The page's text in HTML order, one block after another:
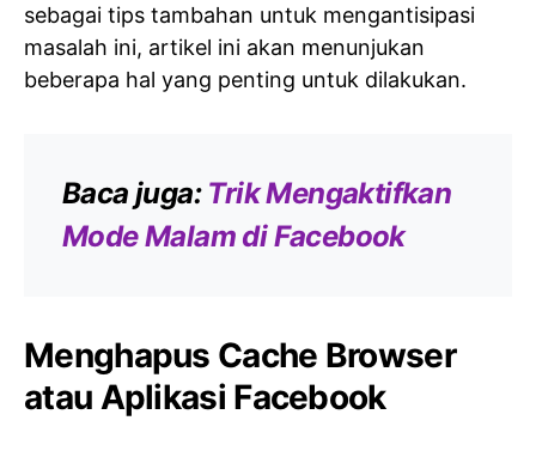
sebagai tips tambahan untuk mengantisipasi
masalah ini, artikel ini akan menunjukan
beberapa hal yang penting untuk dilakukan.
Baca juga: Trik Mengaktifkan
Mode Malam di Facebook
Menghapus Cache Browser
atau Aplikasi Facebook